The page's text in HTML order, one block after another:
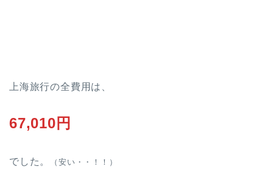
上海旅行の全費用は、
67,010円
でした。 （安い・・！！）